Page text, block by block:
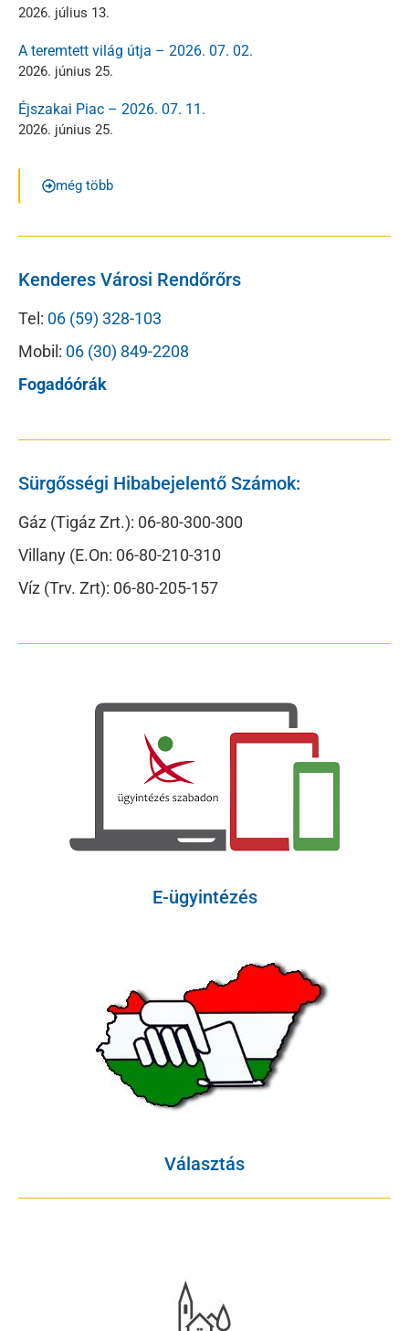
2026. július 13.
A teremtett világ útja – 2026. 07. 02.
2026. június 25.
Éjszakai Piac – 2026. 07. 11.
2026. június 25.
még több
Kenderes Városi Rendőrőrs
Tel: 06 (59) 328-103
Mobil: 06 (30) 849-2208
Fogadóórák
Sürgősségi Hibabejelentő Számok:
Gáz (Tigáz Zrt.): 06-80-300-300
Villany (E.On: 06-80-210-310
Víz (Trv. Zrt): 06-80-205-157
E-ügyintézés
Választás